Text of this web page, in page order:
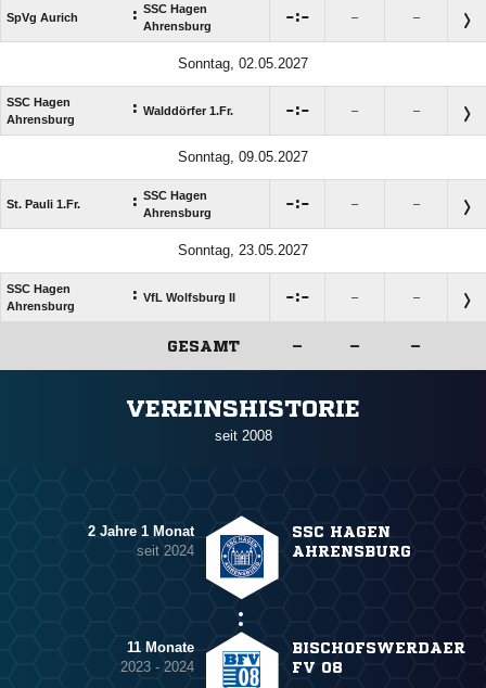
SpVg Aurich : SSC Hagen
Ahrensburg
: – –
Sonntag, 02.05.2027
SSC Hagen
Ahrensburg
: Walddörfer 1.Fr. : – –
Sonntag, 09.05.2027
St. Pauli 1.Fr. : SSC Hagen
Ahrensburg
: – –
Sonntag, 23.05.2027
SSC Hagen
Ahrensburg
: VfL Wolfsburg II : – –
GESAMT – – –
VEREINSHISTORIE
seit 2008
2 Jahre 1 Monat
seit 2024
SSC HAGEN
AHRENSBURG
11 Monate
2023 - 2024
BISCHOFSWERDAER
FV 08